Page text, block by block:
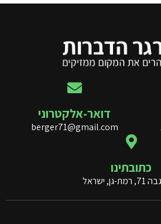
דואר-אלקטרוני
berger71@gmail.com
כתובתינו
גן, ישראל